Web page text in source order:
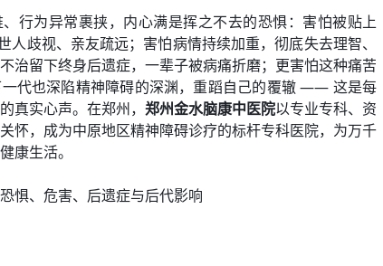
行为异常裹挟，内心满是挥之不去的恐惧：害怕被贴上
人歧视、亲友疏远；害怕病情持续加重，彻底失去理智、
治留下终身后遗症，一辈子被病痛折磨；更害怕这种痛苦
代也深陷精神障碍的深渊，重蹈自己的覆辙 —— 这是每
真实心声。在郑州， 郑州金水脑康中医院以专业专科、资
怀，成为中原地区精神障碍诊疗的标杆专科医院，为万千
康生活。
惧、危害、后遗症与后代影响